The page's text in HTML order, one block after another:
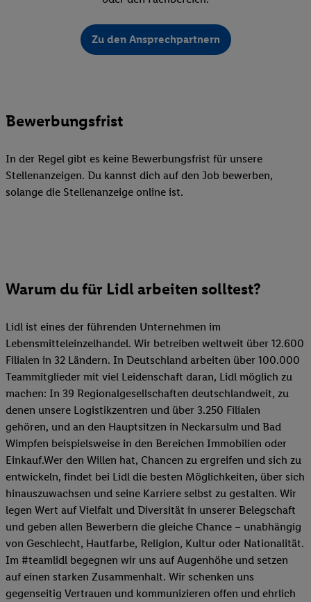
Zu den Ansprechpartnern
Bewerbungsfrist
In der Regel gibt es keine Bewerbungsfrist für unsere
Stellenanzeigen. Du kannst dich auf den Job bewerben,
solange die Stellenanzeige online ist.
Warum du für Lidl arbeiten solltest?
Lidl ist eines der führenden Unternehmen im
Lebensmitteleinzelhandel. Wir betreiben weltweit über 12.600
Filialen in 32 Ländern. In Deutschland arbeiten über 100.000
Teammitglieder mit viel Leidenschaft daran, Lidl möglich zu
machen: In 39 Regionalgesellschaften deutschlandweit, zu
denen unsere Logistikzentren und über 3.250 Filialen
gehören, und an den Hauptsitzen in Neckarsulm und Bad
Wimpfen beispielsweise in den Bereichen Immobilien oder
Einkauf.Wer den Willen hat, Chancen zu ergreifen und sich zu
entwickeln, findet bei Lidl die besten Möglichkeiten, über sich
hinauszuwachsen und seine Karriere selbst zu gestalten. Wir
legen Wert auf Vielfalt und Diversität in unserer Belegschaft
und geben allen Bewerbern die gleiche Chance – unabhängig
von Geschlecht, Hautfarbe, Religion, Kultur oder Nationalität.
Im #teamlidl begegnen wir uns auf Augenhöhe und setzen
auf einen starken Zusammenhalt. Wir schenken uns
gegenseitig Vertrauen und kommunizieren offen und ehrlich